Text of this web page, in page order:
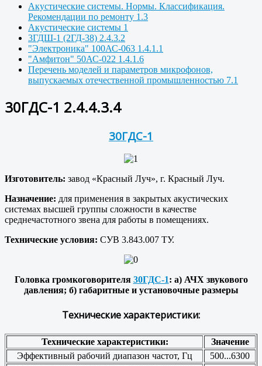
Акустические системы. Нормы. Классификация.
Рекомендации по ремонту 1.3
Акустические системы 1
3ГДШ-1 (2ГД-38) 2.4.3.2
"Электроника" 100АС-063 1.4.1.1
"Амфитон" 50АС-022 1.4.1.6
Перечень моделей и параметров микрофонов,
выпускаемых отечественной промышленностью 7.1
30ГДС-1 2.4.4.3.4
30ГДС-1
Изготовитель: завод «Красный Луч», г. Красный Луч.
Назначение: для применения в закрытых акустических
системах высшей группы сложности в качестве
среднечастотного звена для работы в помещениях.
Технические условия: СУВ 3.843.007 ТУ.
Головка громкоговорителя 30ГДС-1: а) АЧХ звукового
давления; б) габаритные и установочные размеры
Технические характеристики:
Технические характеристики:
Значение
Эффективный рабочий диапазон частот, Гц
500...6300